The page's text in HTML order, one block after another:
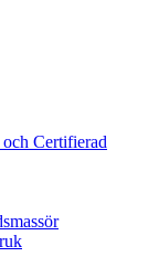
Certifierad